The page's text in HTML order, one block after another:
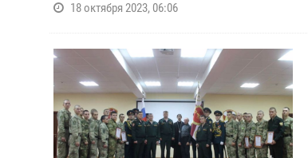
18 октября 2023, 06:06